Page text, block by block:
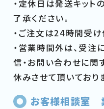
・定休日は発送キット
了承ください。
・ご注文は24時間受け
・営業時間外は、受注
信・お問い合わせに関
休みさせて頂いており
お客様相談室